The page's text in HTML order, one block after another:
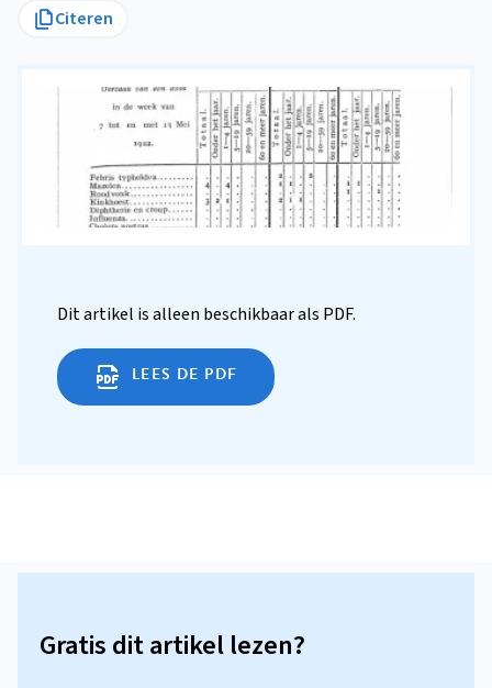
Citeren
Dit artikel is alleen beschikbaar als PDF.
LEES DE PDF
Gratis dit artikel lezen?